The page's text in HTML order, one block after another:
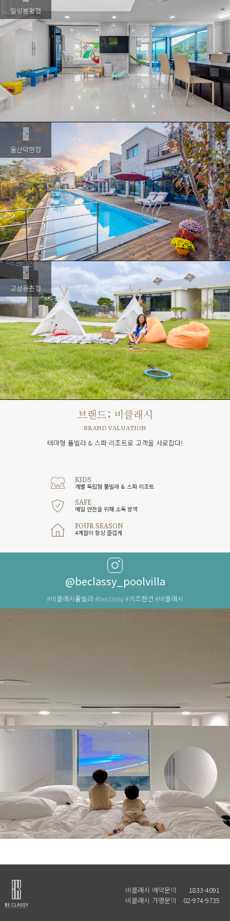
밀양봉황점
울산덕현점
고성용촌점
브랜드; 비클래시
BRAND VALUATION
테마형 풀빌라 & 스파 리조트로 고객을 사로잡다!
KIDS
개별 독립형 풀빌라 & 스파 리조트
SAFE
매일 안전을 위해 소독 방역
FOUR SEASON
4계절이 항상 즐겁게
@beclassy_poolvilla
#비클래시풀빌라#beclassy#키즈펜션 #비클래시
비클래시 예약문의
1833-4091
비클래시 가맹문의
02-974-9735